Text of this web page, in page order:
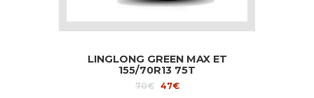
LINGLONG GREEN MAX ET
155/70R13 75T
70€
Original
47€Current